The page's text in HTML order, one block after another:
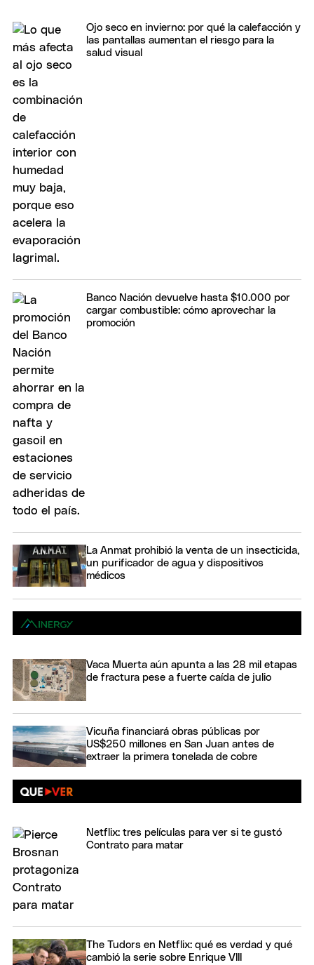
Ojo seco en invierno: por qué la calefacción y
las pantallas aumentan el riesgo para la
salud visual
Banco Nación devuelve hasta $10.000 por
cargar combustible: cómo aprovechar la
promoción
La Anmat prohibió la venta de un insecticida,
un purificador de agua y dispositivos
médicos
Vaca Muerta aún apunta a las 28 mil etapas
de fractura pese a fuerte caída de julio
Vicuña financiará obras públicas por
US$250 millones en San Juan antes de
extraer la primera tonelada de cobre
Netflix: tres películas para ver si te gustó
Contrato para matar
The Tudors en Netflix: qué es verdad y qué
cambió la serie sobre Enrique VIII